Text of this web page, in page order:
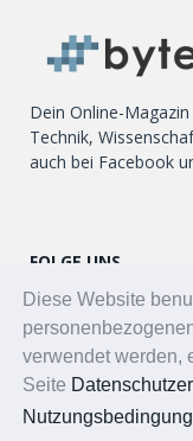
Diese Website
verwendet werden,
Seite
Dein Online-
Technik,
auch bei Facebook
FOLGE UNS
Twitter
Facebook